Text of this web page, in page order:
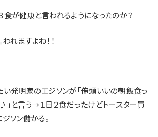
食が健康と言われるようになったのか？
れますよね！！
い発明家のエジソンが「俺頭いいの朝飯食っ
と言う→１日２食だったけどトースター買
ソン儲かる。